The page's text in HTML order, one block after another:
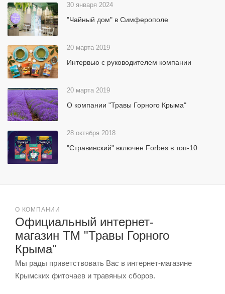
30 января 2024
"Чайный дом" в Симферополе
20 марта 2019
Интервью с руководителем компании
20 марта 2019
О компании "Травы Горного Крыма"
28 октября 2018
"Стравинский" включен Forbes в топ-10
Мы рады приветствовать Вас в интернет-магазине
Крымских фиточаев и травяных сборов.
О КОМПАНИИ
Официальный интернет-
магазин ТМ "Травы Горного
Крыма"